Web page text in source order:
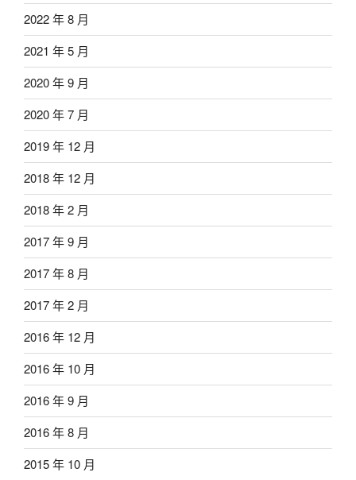
2022 年 8 月
2021 年 5 月
2020 年 9 月
2020 年 7 月
2019 年 12 月
2018 年 12 月
2018 年 2 月
2017 年 9 月
2017 年 8 月
2017 年 2 月
2016 年 12 月
2016 年 10 月
2016 年 9 月
2016 年 8 月
2015 年 10 月